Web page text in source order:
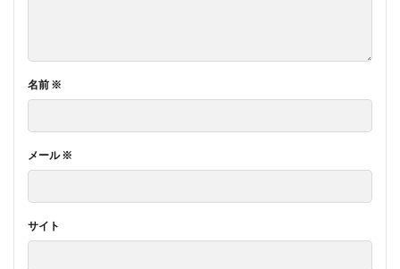
名前 ※
メール※
サイト